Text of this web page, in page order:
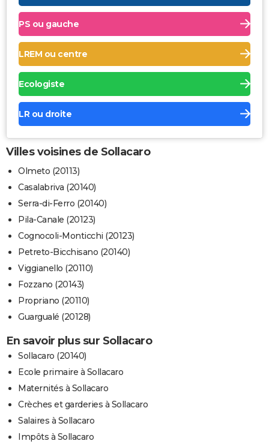
PS ou gauche
LREM ou centre
Ecologiste
LR ou droite
Villes voisines de Sollacaro
Olmeto (20113)
Casalabriva (20140)
Serra-di-Ferro (20140)
Pila-Canale (20123)
Cognocoli-Monticchi (20123)
Petreto-Bicchisano (20140)
Viggianello (20110)
Fozzano (20143)
Propriano (20110)
Guargualé (20128)
En savoir plus sur Sollacaro
Sollacaro (20140)
Ecole primaire à Sollacaro
Maternités à Sollacaro
Crèches et garderies à Sollacaro
Salaires à Sollacaro
Impôts à Sollacaro